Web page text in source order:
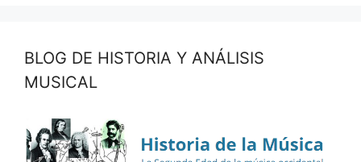
BLOG DE HISTORIA Y ANÁLISIS
MUSICAL